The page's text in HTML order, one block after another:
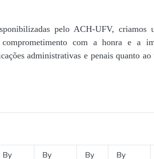
pelo ACH-UFV,
com a honra e a
administrativas e penais quanto
By
By
By
By